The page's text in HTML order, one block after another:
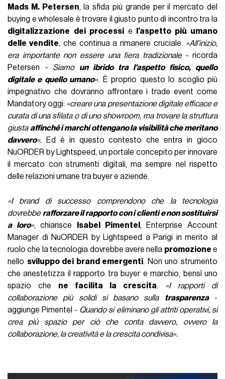
Mads M. Petersen, la sfida più grande per il mercato del
buying e wholesale è trovare il giusto punto di incontro tra la
digitalizzazione
dei processie
l’aspetto più umano
delle vendite, che continua a rimanere cruciale. «All’inizio,
era importante non essere una fiera tradizionale - ricorda
Petersen - Siamo un ibrido tra l'aspetto fisico, quello
digitale e quello umano». È proprio questo lo scoglio più
impegnativo che dovranno affrontare i trade event come
Mandatory oggi: «creare una presentazione digitale efficace e
curata di una sfilata o di uno showroom, ma trovare la struttura
giustaaffinché i marchi ottengano la visibilità che meritano
davvero». Ed è in questo contesto che entra in gioco
NuORDER by Lightspeed, un portale concepito per innovare
il mercato con strumenti digitali, ma sempre nel rispetto
delle relazioni umane tra buyer e aziende.
«I brand di successo comprendono che la tecnologia
dovrebberafforzare il rapporto con i clienti e non sostituirsi
a loro», chiarisce Isabel Pimentel , Enterprise Account
Manager di NuORDER by Lightspeed a Parigi in merito al
ruolo che la tecnologia dovrebbe avere nella promozione e
nello sviluppo dei brand emergenti. Non uno strumento
che anestetizza il rapporto tra buyer e marchio, bensì uno
spazio che ne facilita la crescita. «I rapporti di
collaborazione più solidi si basano sulla trasparenza-
aggiunge Pimentel - Quando si eliminano gli attriti operativi, si
crea più spazio per ciò che conta davvero, ovvero la
collaborazione, la creatività e la crescita condivisa».